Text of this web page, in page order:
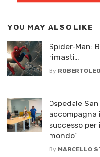
YOU MAY ALSO LIKE
Spider-Man:
rimasti…
By
Ospedale
accompagna
successo per
mondo”
By MARCELLO